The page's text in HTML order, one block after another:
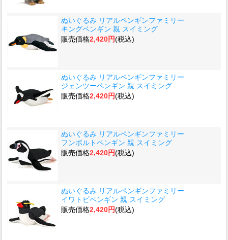
ぬいぐるみ リアルペンギンファミリー
キングペンギン 親 スイミング
販売価格2,420円(税込)
ぬいぐるみ リアルペンギンファミリー
ジェンツーペンギン 親 スイミング
販売価格2,420円(税込)
ぬいぐるみ リアルペンギンファミリー
フンボルトペンギン 親 スイミング
販売価格2,420円(税込)
ぬいぐるみ リアルペンギンファミリー
イワトビペンギン 親 スイミング
販売価格2,420円(税込)